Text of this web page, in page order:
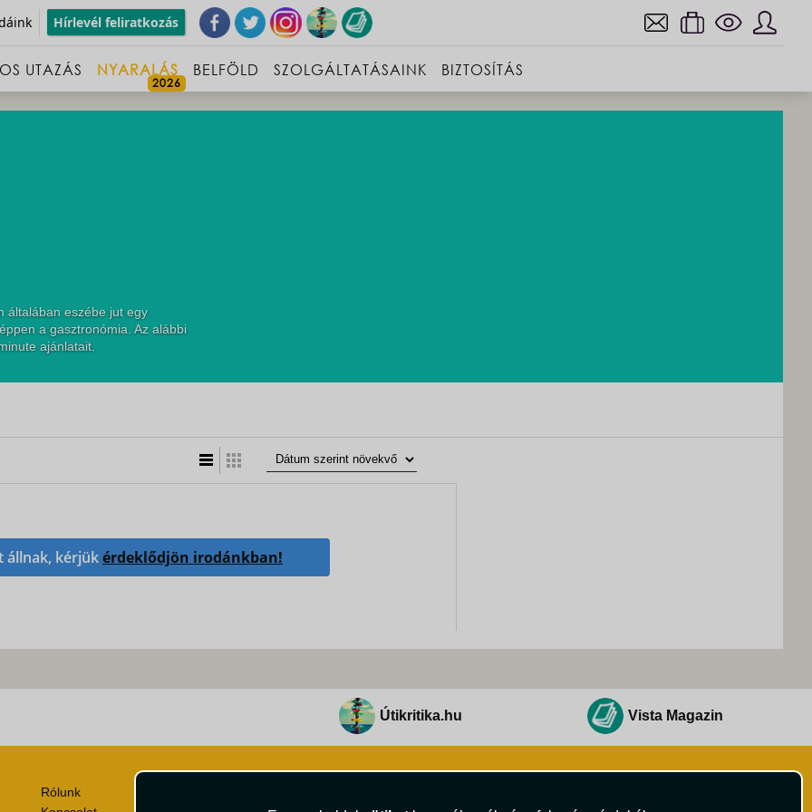
Hírlevél feliratkozás
UTAZÁS NYARALÁS BELFÖLD SZOLGÁLTATÁSAINK BIZTOSÍTÁS
általában eszébe jut egy
a gasztronómia. Az alábbi
ajánlatait.
állnak, kérjükérdeklődjön irodánkban!
Útikritika.hu Vista Magazin
Rólunk